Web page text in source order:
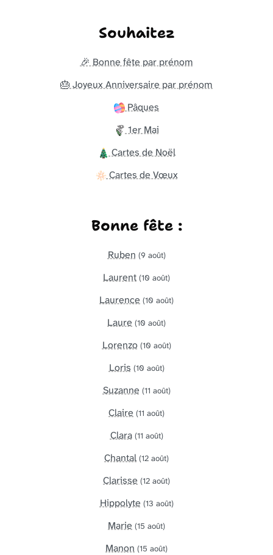
Souhaitez
🎉 Bonne fête par prénom
🎂 Joyeux Anniversaire par prénom
Pâques
1er Mai
Cartes de Noël
Cartes de Vœux
Bonne fête :
Ruben (9 août)
Laurent (10 août)
Laurence (10 août)
Laure (10 août)
Lorenzo (10 août)
Loris (10 août)
Suzanne (11 août)
Claire (11 août)
Clara (11 août)
Chantal (12 août)
Clarisse (12 août)
Hippolyte (13 août)
Marie (15 août)
Manon (15 août)